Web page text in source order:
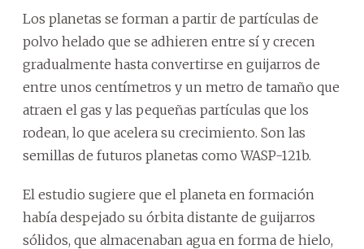
Los planetas se forman a partir de partículas de
polvo helado que se adhieren entre sí y crecen
gradualmente hasta convertirse en guijarros de
entre unos centímetros y un metro de tamaño que
atraen el gas y las pequeñas partículas que los
rodean, lo que acelera su crecimiento. Son las
semillas de futuros planetas como WASP-121b.
El estudio sugiere que el planeta en formación
había despejado su órbita distante de guijarros
sólidos, que almacenaban agua en forma de hielo,